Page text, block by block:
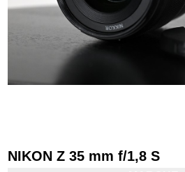
NIKON Z 35 mm f/1,8 S